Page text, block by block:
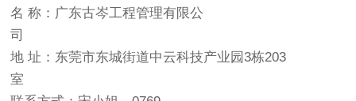
名 称：广东古岑工程管理有限公
司
地 址：东莞市东城街道中云科技产业园3栋203
室